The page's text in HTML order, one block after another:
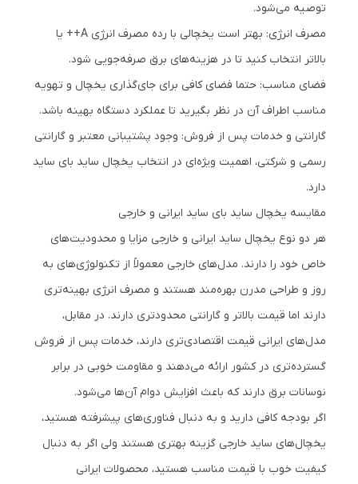
توصیه می‌شود.
مصرف انرژی: بهتر است یخچالی با رده مصرف انرژی A++ یا
بالاتر انتخاب کنید تا در هزینه‌های برق صرفه‌جویی شود.
فضای مناسب: حتما فضای کافی برای جای‌گذاری یخچال و تهویه
مناسب اطراف آن در نظر بگیرید تا عملکرد دستگاه بهینه باشد.
گارانتی و خدمات پس از فروش: وجود پشتیبانی معتبر و گارانتی
رسمی و شرکتی، اهمیت ویژه‌ای در انتخاب یخچال ساید بای ساید
دارد.
مقایسه یخچال ساید بای ساید ایرانی و خارجی
هر دو نوع یخچال ساید ایرانی و خارجی مزایا و محدودیت‌های
خاص خود را دارند. مدل‌های خارجی معمولاً از تکنولوژی‌های به‌
روز و طراحی مدرن بهره‌مند هستند و مصرف انرژی بهینه‌تری
دارند اما قیمت بالاتر و گارانتی محدودتری دارند. در مقابل،
مدل‌های ایرانی قیمت اقتصادی‌تری دارند، خدمات پس از فروش
گسترده‌تری در کشور ارائه می‌دهند و مقاومت خوبی در برابر
نوسانات برق دارند که باعث افزایش دوام آن‌ها می‌شود.
اگر بودجه کافی دارید و به دنبال فناوری‌های پیشرفته هستید،
یخچال‌های ساید خارجی گزینه بهتری هستند ولی اگر به دنبال
کیفیت خوب با قیمت مناسب هستید، محصولات ایرانی